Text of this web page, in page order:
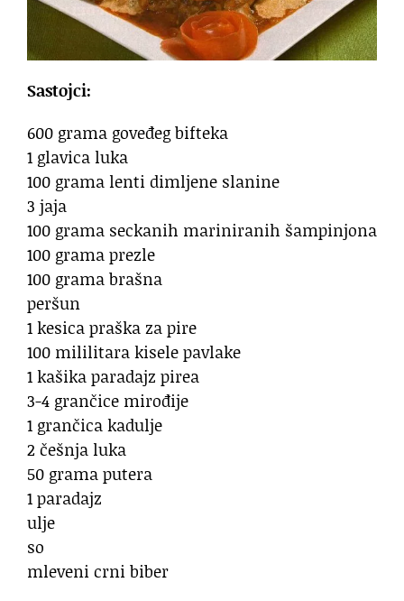
Sastojci:
600 grama goveđeg bifteka
1 glavica luka
100 grama lenti dimljene slanine
3 jaja
100 grama seckanih mariniranih šampinjona
100 grama prezle
100 grama brašna
peršun
1 kesica praška za pire
100 mililitara kisele pavlake
1 kašika paradajz pirea
3-4 grančice mirođije
1 grančica kadulje
2 češnja luka
50 grama putera
1 paradajz
ulje
so
mleveni crni biber